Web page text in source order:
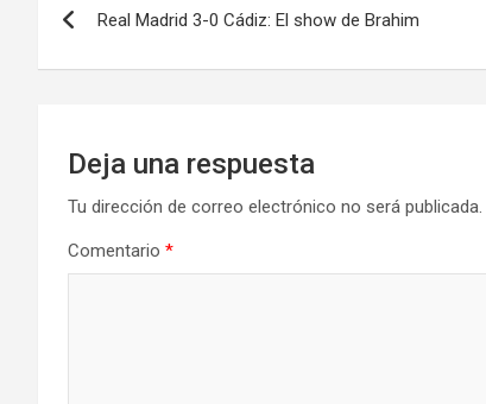
de
Real Madrid 3-0 Cádiz: El show de Brahim
Deja una respuesta
Tu dirección de correo electrónico no será publicada.
Comentario *